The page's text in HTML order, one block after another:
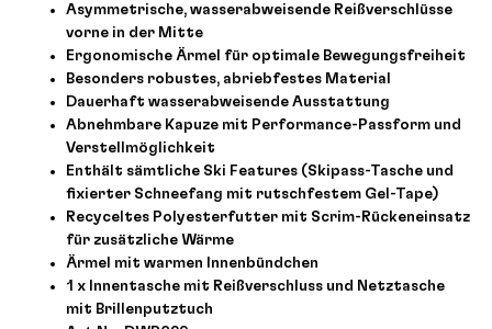
Asymmetrische, wasserabweisende Reißverschlüsse
vorne in der Mitte
Ergonomische Ärmel für optimale Bewegungsfreiheit
Besonders robustes, abriebfestes Material
Dauerhaft wasserabweisende Ausstattung
Abnehmbare Kapuze mit Performance-Passform und
Verstellmöglichkeit
Enthält sämtliche Ski Features (Skipass-Tasche und
fixierter Schneefang mit rutschfestem Gel-Tape)
Recyceltes Polyesterfutter mit Scrim-Rückeneinsatz
für zusätzliche Wärme
Ärmel mit warmen Innenbündchen
1 x Innentasche mit Reißverschluss und Netztasche
mit Brillenputztuch